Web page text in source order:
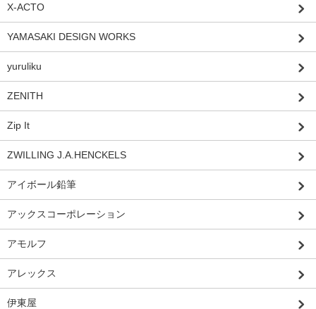
X-ACTO
YAMASAKI DESIGN WORKS
yuruliku
ZENITH
Zip It
ZWILLING J.A.HENCKELS
アイボール鉛筆
アックスコーポレーション
アモルフ
アレックス
伊東屋